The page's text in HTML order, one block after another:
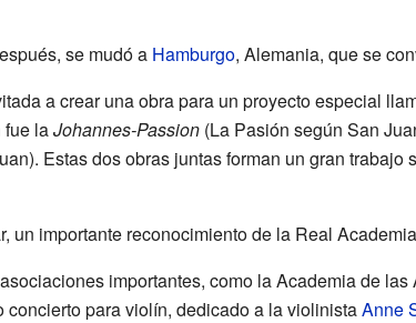
se mudó a Hamburgo, Alemania, que se
a crear una obra para un proyecto especial
fue laJohannes-Passion(La Pasión según San
Estas dos obras juntas forman un gran trabajo
un importante reconocimiento de la Real
importantes, como la Academia de
concierto para violín, dedicado a la violinistaAnne